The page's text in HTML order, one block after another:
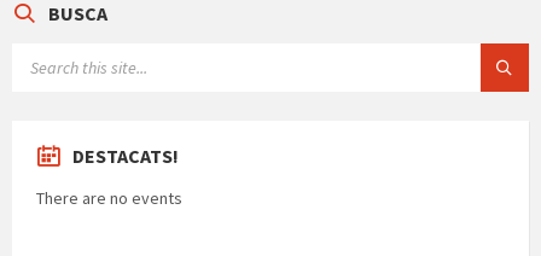
BUSCA
DESTACATS!
There are no events